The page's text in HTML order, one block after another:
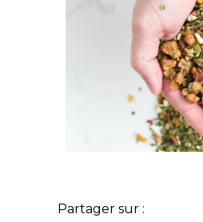
Partager sur :